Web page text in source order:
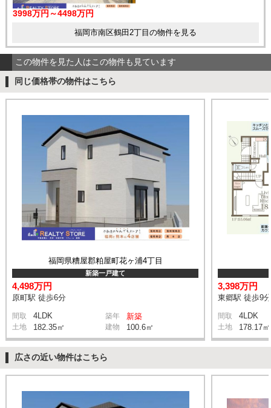
3998万円～4498万円
福岡市南区鶴田2丁目の物件を見る
この物件を見た人はこの物件も見ています
同じ価格帯の物件はこちら
福岡県糟屋郡粕屋町花ヶ浦4丁目
新築一戸建て
4,498万円
原町駅 徒歩6分
間取 4LDK 築年 新築
土地 182.35㎡ 建物 100.6㎡
3,398万円
東郷駅 徒歩9分
間取 4LDK
土地 178.17㎡
広さの近い物件はこちら